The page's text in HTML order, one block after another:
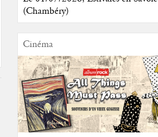
(Chambéry)
Cinéma